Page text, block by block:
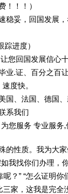
！！！）
稳妥，回国发展
踪进度）
您回国发展信心十
.证、百分之百让
度快。
国、法国、德国
系我们
您服务 专业服务,
的性质。我为大
我找你们办理，
？” “怎么证明你
家，这我是完全